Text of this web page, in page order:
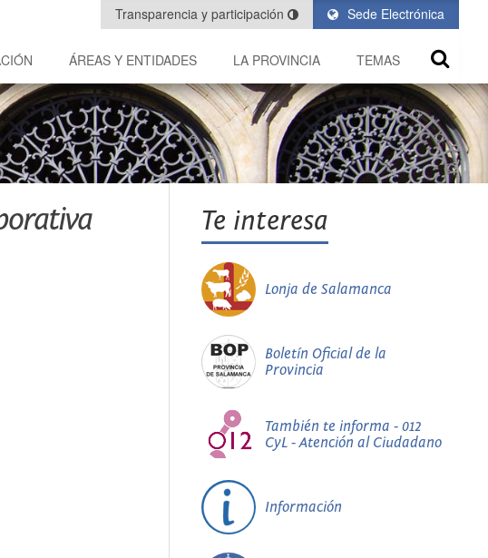
Sede Electrónica
Transparencia y participación
ÁREAS Y ENTIDADES LA PROVINCIA TEMAS
Te interesa
Lonja de Salamanca
Boletín Oficial de la
Provincia
También te informa - 012
CyL - Atención al Ciudadano
Información